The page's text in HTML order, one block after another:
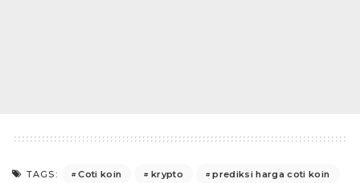
TAGS: Coti koin krypto prediksi harga coti koin